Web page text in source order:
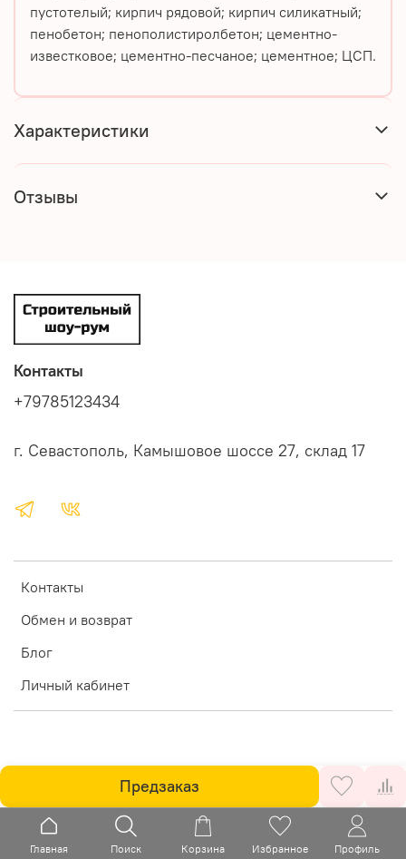
Предзаказ
пустотелый; кирпич рядовой; кирпич силикатный;
пенобетон; пенополистиролбетон; цементно-
известковое; цементно-песчаное; цементное; ЦСП.
Характеристики
Отзывы
Контакты
Обмен и возврат
Блог
Личный кабинет
Контакты
+79785123434
г. Севастополь, Камышовое шоссе 27, склад 17
Главная Поиск Корзина Избранное Профиль